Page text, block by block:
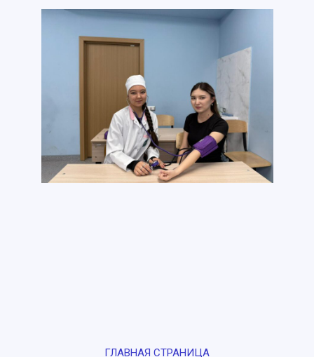
ГЛАВНАЯ СТРАНИЦА